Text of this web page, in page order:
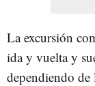
La excursión
ida y vuelta y
dependiendo de